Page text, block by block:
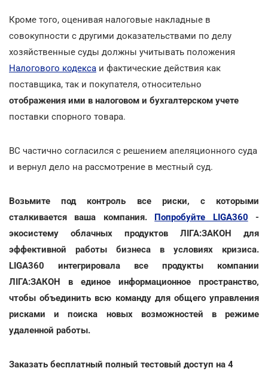
Кроме того, оценивая налоговые накладные в
совокупности с другими доказательствами по делу
хозяйственные суды должны учитывать положения
Налогового кодекса и фактические действия как
поставщика, так и покупателя, относительно
отображения ими в налоговом и бухгалтерском учете
поставки спорного товара.
ВС частично согласился с решением апеляционного суда
и вернул дело на рассмотрение в местный суд.
Возьмите под контроль все риски, с которыми
сталкивается ваша компания. Попробуйте LIGA360 -
экосистему облачных продуктов ЛІГА:ЗАКОН для
эффективной работы бизнеса в условиях кризиса.
LIGA360 интегрировала все продукты компании
ЛІГА:ЗАКОН в единое информационное пространство,
чтобы объединить всю команду для общего управления
рисками и поиска новых возможностей в режиме
удаленной работы.
Заказать бесплатный полный тестовый доступ на 4